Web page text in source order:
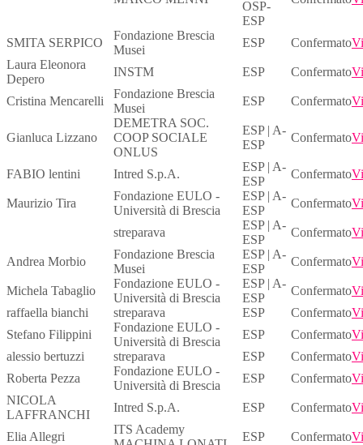
OSP-
ESP
SMITA SERPICO
Fondazione Brescia
Musei
ESP Confermato
Laura Eleonora
Depero
INSTM ESP Confermato
Cristina Mencarelli
Fondazione Brescia
Musei
ESP Confermato
Gianluca Lizzano
DEMETRA SOC.
COOP SOCIALE
ONLUS
ESP | A-
ESP
Confermato
FABIO lentini Intred S.p.A.
ESP | A-
ESP
Confermato
Maurizio Tira
Fondazione EULO -
Università di Brescia
ESP | A-
ESP
Confermato
streparava
ESP | A-
ESP
Confermato
Andrea Morbio
Fondazione Brescia
Musei
ESP | A-
ESP
Confermato
Michela Tabaglio
Fondazione EULO -
Università di Brescia
ESP | A-
ESP
Confermato
raffaella bianchi
streparava ESP Confermato
Stefano Filippini
Fondazione EULO -
Università di Brescia
ESP Confermato
alessio bertuzzi
streparava ESP Confermato
Roberta Pezza
Fondazione EULO -
Università di Brescia
ESP Confermato
NICOLA
LAFFRANCHI
Intred S.p.A. ESP Confermato
Elia Allegri
ITS Academy
ESP Confermato